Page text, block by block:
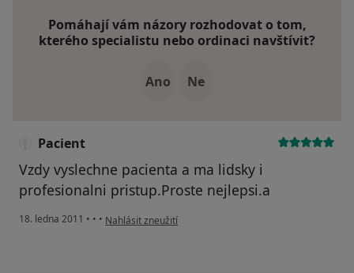
Pomáhají vám názory rozhodovat o tom,
kterého specialistu nebo ordinaci navštívit?
Ano Ne
Pacient
Vzdy vyslechne pacienta a ma lidsky i
profesionalni pristup.Proste nejlepsi.a
18. ledna 2011 • • • podle názoru uživatele Pacient
Nahlásit zneužití